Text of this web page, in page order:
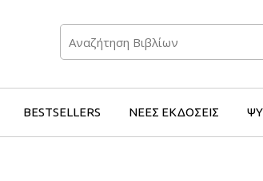
BESTSELLERS ΝΕΕΣ ΕΚΔΟΣΕΙΣ